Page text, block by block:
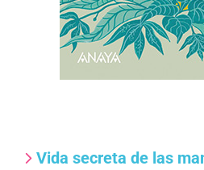
Vida secreta de las